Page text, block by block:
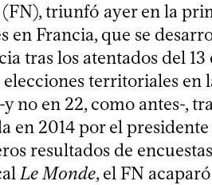
triunfó ayer en la
en Francia, que se
tras los atentados del
territoriales en
y no en 22, como antes-,
en 2014 por el
resultados de
Le Monde, el FN